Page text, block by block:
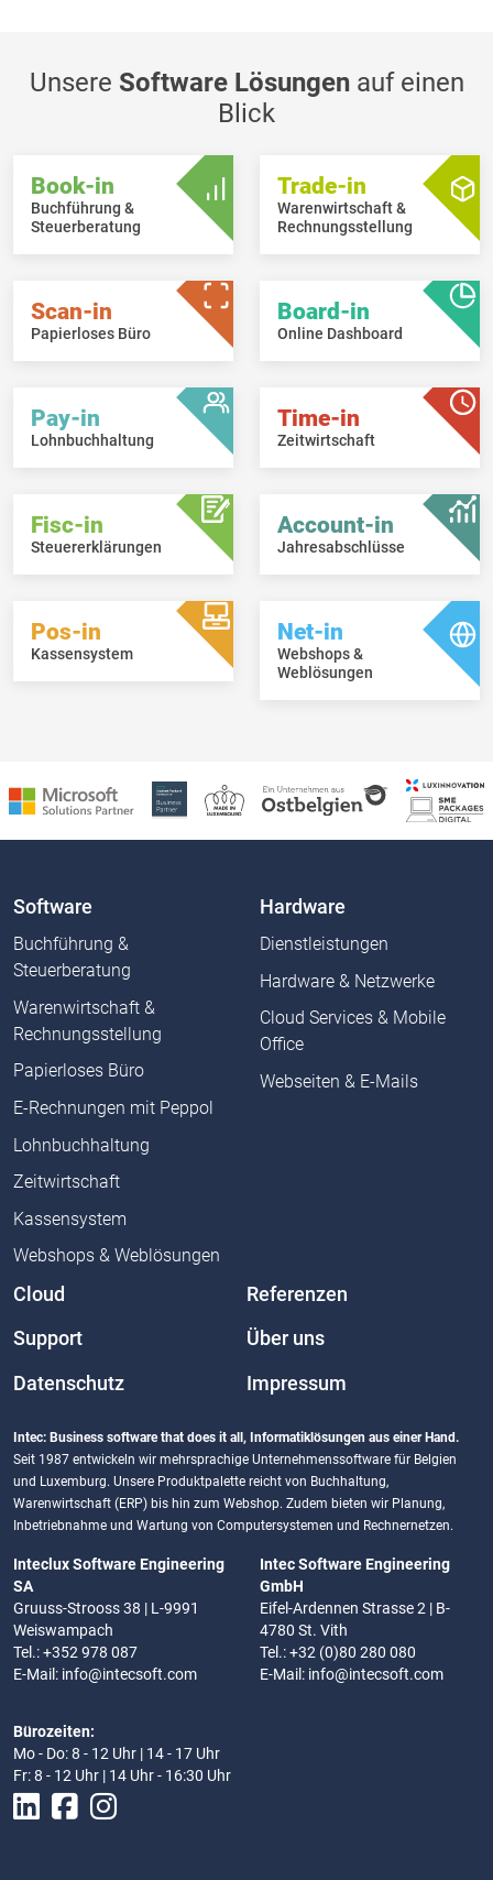
Unsere Software Lösungenauf einen
Blick
Book-in
Buchführung &
Steuerberatung
Trade-in
Warenwirtschaft &
Rechnungsstellung
Scan-in
Papierloses Büro
Board-in
Online Dashboard
Pay-in
Lohnbuchhaltung
Time-in
Zeitwirtschaft
Fisc-in
Steuererklärungen
Account-in
Jahresabschlüsse
Pos-in
Kassensystem
Net-in
Webshops &
Weblösungen
Software
Buchführung &
Steuerberatung
Warenwirtschaft &
Rechnungsstellung
Papierloses Büro
E-Rechnungen mit Peppol
Lohnbuchhaltung
Zeitwirtschaft
Kassensystem
Webshops & Weblösungen
Hardware
Dienstleistungen
Hardware & Netzwerke
Cloud Services & Mobile
Office
Webseiten & E-Mails
Cloud Referenzen
Support Über uns
Datenschutz Impressum
Intec: Business software that does it all, Informatiklösungen aus einer Hand.
Seit 1987 entwickeln wir mehrsprachige Unternehmenssoftware für Belgien
und Luxemburg. Unsere Produktpalette reicht von Buchhaltung,
Warenwirtschaft (ERP) bis hin zum Webshop. Zudem bieten wir Planung,
Inbetriebnahme und Wartung von Computersystemen und Rechnernetzen.
Inteclux Software Engineering
SA
Gruuss-Strooss 38 | L-9991
Weiswampach
Tel.: +352 978 087
E-Mail: info@intecsoft.com
Intec Software Engineering
GmbH
Eifel-Ardennen Strasse 2 | B-
4780 St. Vith
Tel.: +32 (0)80 280 080
E-Mail: info@intecsoft.com
Bürozeiten:
Mo - Do: 8 - 12 Uhr | 14 - 17 Uhr
Fr: 8 - 12 Uhr | 14 Uhr - 16:30 Uhr